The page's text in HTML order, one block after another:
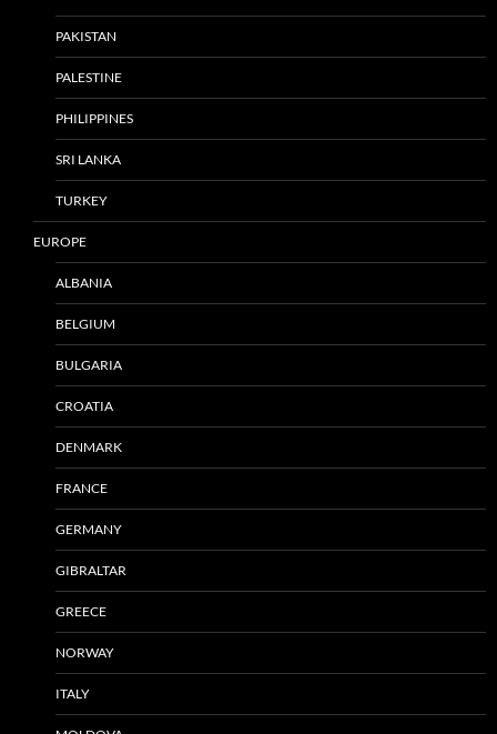
PAKISTAN
PALESTINE
PHILIPPINES
SRI LANKA
TURKEY
EUROPE
ALBANIA
BELGIUM
BULGARIA
CROATIA
DENMARK
FRANCE
GERMANY
GIBRALTAR
GREECE
NORWAY
ITALY